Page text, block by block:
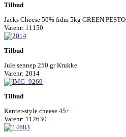
Tilbud
Jacks Cheese 50% fidm 5kg GREEN PESTO
Varenr: 11150
Tilbud
Jule sennep 250 gr Krukke
Varenr: 2014
Tilbud
Kanter-style cheese 45+
Varenr: 112630